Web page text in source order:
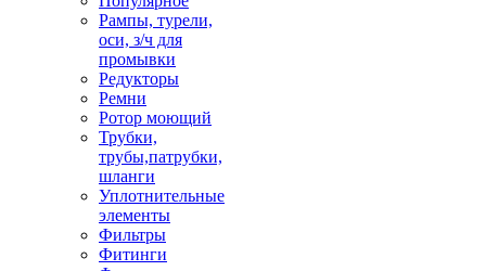
Рампы, турели,
оси, з/ч для
промывки
Редукторы
Ремни
Ротор моющий
Трубки,
трубы,патрубки,
шланги
Уплотнительные
элементы
Фильтры
Фитинги